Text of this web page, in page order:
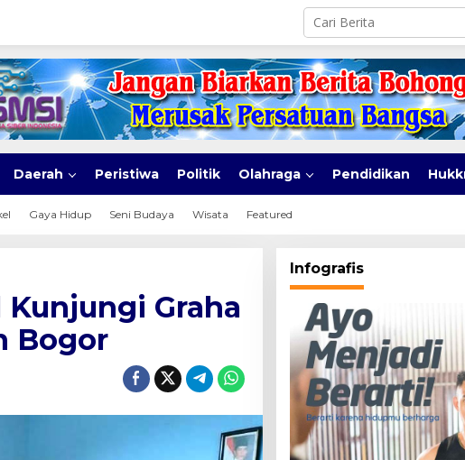
Daerah Peristiwa Politik Olahraga Pendidikan
Gaya Hidup Seni Budaya Wisata Featured
Graha
Bogor
Infografis